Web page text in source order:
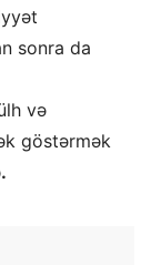
sonra da
və
göstərmək